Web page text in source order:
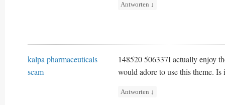
Antworten ↓
kalpa pharmaceuticals
scam
148520 506337I actually enjoy
would adore to use this theme.
Antworten ↓